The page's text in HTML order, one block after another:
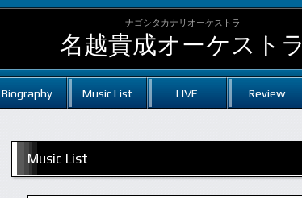
ナゴシタカナリオーケストラ
名越貴成オーケストラ
Biography Music List LIVE Review
Music List